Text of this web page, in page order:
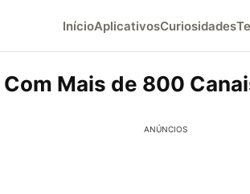
InícioAplicativosCuriosidades
Com Mais de 800
ANÚNCIOS